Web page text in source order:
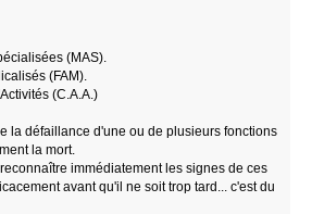
(MAS).
(FAM).
(C.A.A.)
la défaillance d'une ou de plusieurs fonctions
la mort.
immédiatement les signes de ces
avant qu'il ne soit trop tard... c'est du